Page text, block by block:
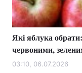
Які яблука
червоними,
03:10, 06.07.2026